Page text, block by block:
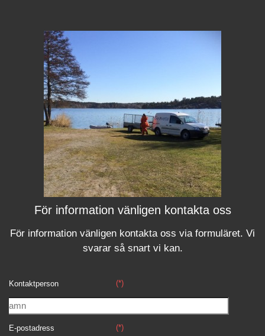
För information vänligen kontakta oss
För information vänligen kontakta oss via formuläret. Vi
svararså snart vi kan.
Kontaktperson (*)
E-postadress (*)